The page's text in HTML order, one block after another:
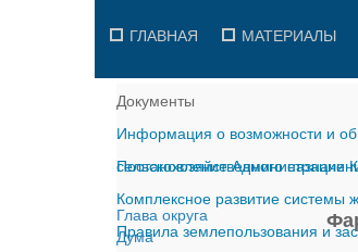
ГЛАВНАЯ МАТЕРИАЛЫ
Документы
Информация о возможности и об
сельскохозяйственного
Постановление Администрации
Комплексное развитие системы
Правила землепользования и
Глава округа
Дума